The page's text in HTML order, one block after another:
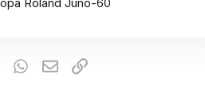
Tumblr WhatsApp
Электронная почта
Ссылка